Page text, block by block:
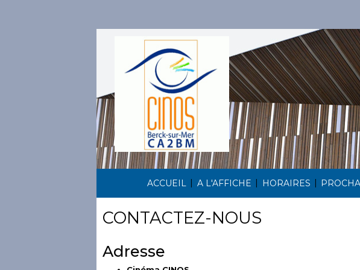
ACCUEIL | A L'AFFICHE | HORAIRES |
CONTACTEZ-NOUS
Adresse